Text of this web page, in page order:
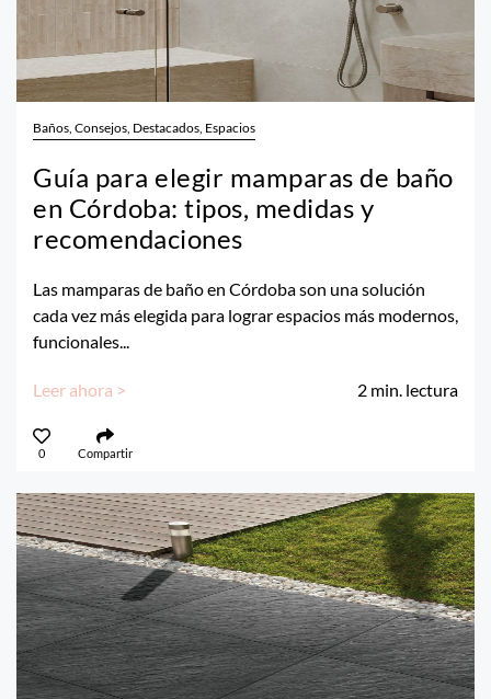
Baños, Consejos, Destacados, Espacios
Guía para elegir mamparas de baño
en Córdoba: tipos, medidas y
recomendaciones
Las mamparas de baño en Córdoba son una solución
cada vez más elegida para lograr espacios más modernos,
funcionales...
Leer ahora > 2 min. lectura
0 Compartir